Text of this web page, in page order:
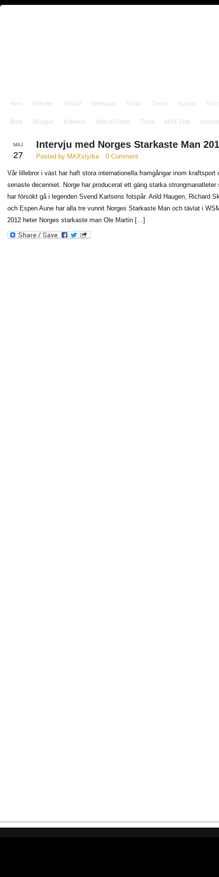
Hem Nyheter Artiklar Intervjuer Radio Tester Guider
Butik Bloggar Krönikor Wall of Fame Tävla MAX Grip
MAJ
27
Intervju med Norges Starkaste Man
Posted by MAXstyrka 0 Comment
Vår lillebror i väst har haft stora internationella framgångar inom kraftsport
senaste decenniet. Norge har producerat ett gäng starka strongmanatleter
har försökt gå i legenden Svend Karlsens fotspår. Arild Haugen, Richard
och Espen Aune har alla tre vunnit Norges Starkaste Man och tävlat i
2012 heter Norges starkaste man Ole Martin […]